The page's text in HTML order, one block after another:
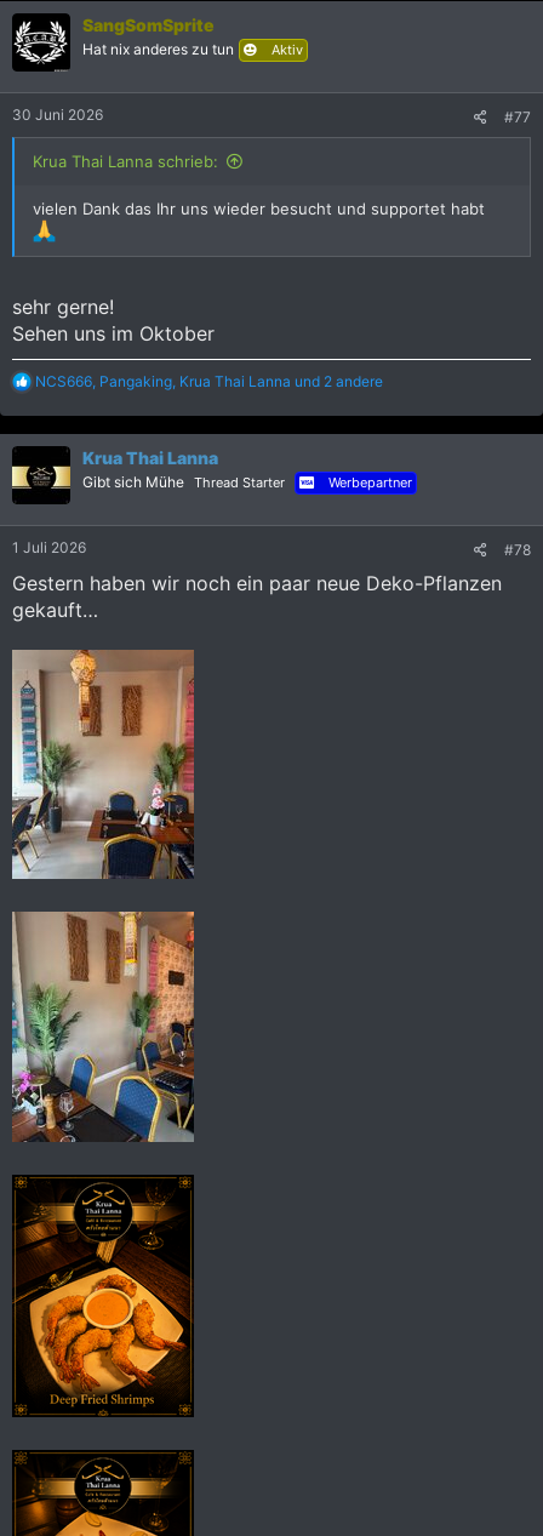
l
l
e
l
l
SangSomSprite
Hat nix anderes zu tun Aktiv
30 Juni 2026 #77
Krua Thai Lanna schrieb:
vielen Dank das Ihr uns wieder besucht und supportet habt
sehr gerne!
Sehen uns im Oktober
R
a
k
i
n
NCS666 Pangaking Krua Thai Lanna und 2 andere
Krua Thai Lanna
Gibt sich Mühe Thread Starter Werbepartner
1 Juli 2026 #78
Gestern haben wir noch ein paar neue Deko-Pflanzen
gekauft…